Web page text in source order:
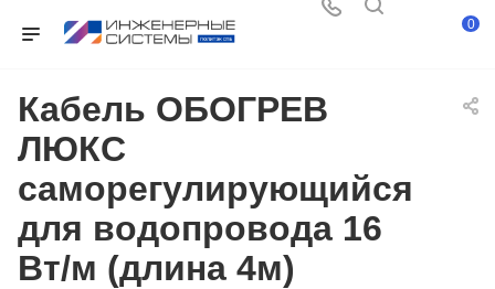
0
Кабель ОБОГРЕВ
ЛЮКС
саморегулирующийся
для водопровода 16
Вт/м (длина 4м)